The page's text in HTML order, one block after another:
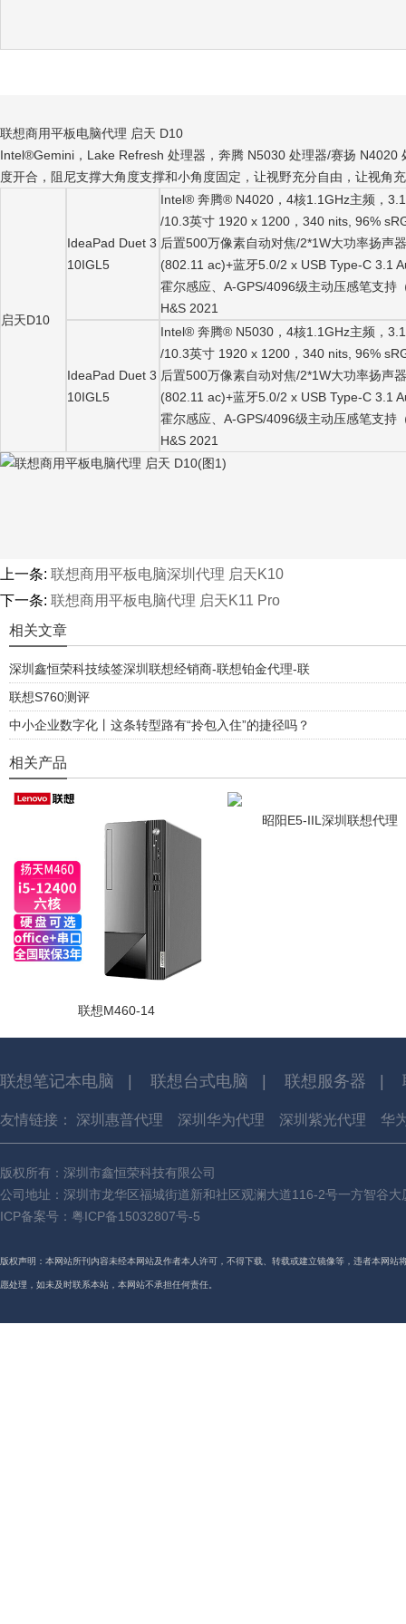
联想商用平板电脑代理 启天 D10
Intel®Gemini，Lake Refresh 处理器，奔腾 N5030 处理器/赛扬 N4020
度开合，阻尼支撑大角度支撑和小角度固定，让视野充分自由，让视
启天D10
IdeaPad Duet 3
10IGL5
Intel® 奔腾® N4020，4核1.1GHz主频，
/10.3英寸 1920 x 1200，340 nits, 96%
后置500万像素自动对焦/2*1W大功率扬声
(802.11 ac)+蓝牙5.0/2 x USB Type-C 3.1
霍尔感应、A-GPS/4096级主动压感笔支持
H&S 2021
IdeaPad Duet 3
10IGL5
Intel® 奔腾® N5030，4核1.1GHz主频，
/10.3英寸 1920 x 1200，340 nits, 96%
后置500万像素自动对焦/2*1W大功率扬声
(802.11 ac)+蓝牙5.0/2 x USB Type-C 3.1
霍尔感应、A-GPS/4096级主动压感笔支持
H&S 2021
上一条: 联想商用平板电脑深圳代理 启天K10
下一条: 联想商用平板电脑代理 启天K11 Pro
相关文章
深圳鑫恒荣科技续签深圳联想经销商-联想铂金代理-联
联想S760测评
中小企业数字化丨这条转型路有“拎包入住”的捷径吗？
相关产品
联想M460-14
昭阳E5-IIL深圳联想代理
联想笔记本电脑 联想台式电脑 联想服务器
友情链接： 深圳惠普代理 深圳华为代理 深圳紫光代理 华
版权所有：深圳市鑫恒荣科技有限公司
公司地址：深圳市龙华区福城街道新和社区观澜大道116-2号一方智谷大
ICP备案号： 粤ICP备15032807号-5
版权声明：本网站所刊内容未经本网站及作者本人许可，不得下载、转载或建立镜像等，违者本网
愿处理，如未及时联系本站，本网站不承担任何责任。